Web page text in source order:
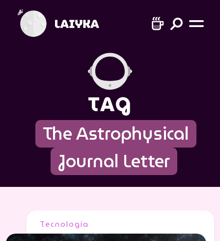
TAG
The Astrophysical
Journal Letter
Tecnología